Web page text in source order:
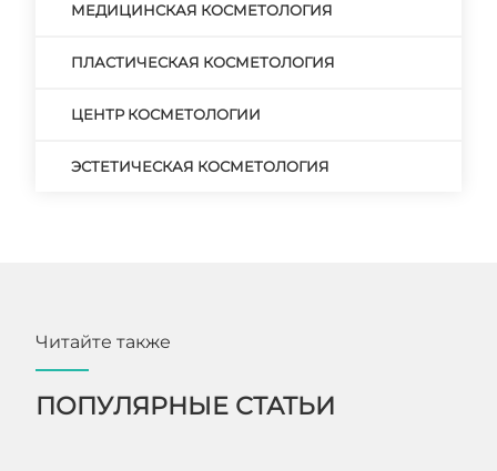
МЕДИЦИНСКАЯ КОСМЕТОЛОГИЯ
ПЛАСТИЧЕСКАЯ КОСМЕТОЛОГИЯ
ЦЕНТР КОСМЕТОЛОГИИ
ЭСТЕТИЧЕСКАЯ КОСМЕТОЛОГИЯ
Читайте также
ПОПУЛЯРНЫЕ СТАТЬИ